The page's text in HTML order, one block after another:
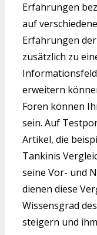
Erfahrungen
auf
Erfahrungen
zusätzlich zu
erweitern
Foren können
sein. Auf
Artikel, die
Tankinis
seine Vor- und
dienen diese
Wissensgrad
steigern und